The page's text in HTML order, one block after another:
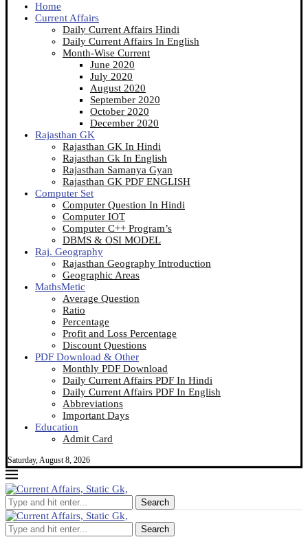
Home
Current Affairs
Daily Current Affairs Hindi
Daily Current Affairs In English
Month-Wise Current
June 2020
July 2020
August 2020
September 2020
October 2020
December 2020
Rajasthan GK
Rajasthan GK In Hindi
Rajasthan Gk In English
Rajasthan Samanya Gyan
Rajasthan GK PDF ENGLISH
Computer Set
Computer Question In Hindi
Computer IOT
Computer C++ Program’s
DBMS & OSI MODEL
Raj. Geography
Rajasthan Geography Introduction
Geographic Areas
MathsMetic
Average Question
Ratio
Percentage
Profit and Loss Percentage
Discount Questions
PDF Download & Other
Monthly PDF Download
Daily Current Affairs PDF In Hindi
Daily Current Affairs PDF In English
Abbreviations
Important Days
Education
Admit Card
Saturday, August 8, 2026
Search
Search